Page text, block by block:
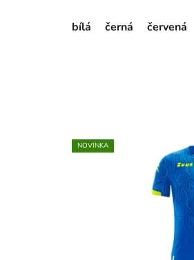
bílá černá červená
NOVINKA